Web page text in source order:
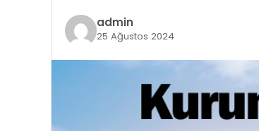
admin
25 Ağustos 2024